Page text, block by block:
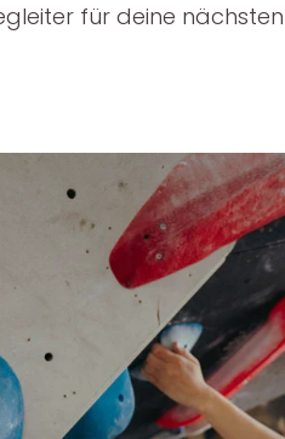
für deine